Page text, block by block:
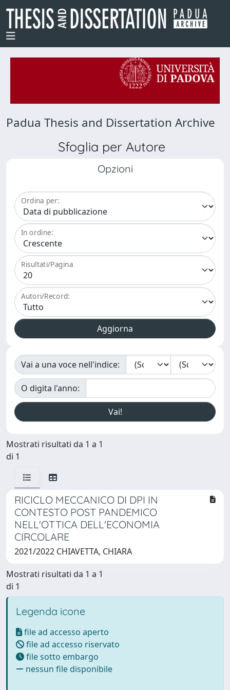
Padua Thesis and Dissertation Archive
Sfoglia per Autore
Opzioni
Ordina per:
In ordine:
Risultati/Pagina
Autori/Record:
Vai a una voce nell'indice:
O digita l'anno:
Mostrati risultati da 1 a 1
di 1
RICICLO MECCANICO DI DPI IN
CONTESTO POST PANDEMICO
NELL'OTTICA DELL'ECONOMIA
CIRCOLARE
2021/2022 CHIAVETTA, CHIARA
Mostrati risultati da 1 a 1
di 1
Legenda icone
file ad accesso aperto
file ad accesso riservato
file sotto embargo
nessun file disponibile